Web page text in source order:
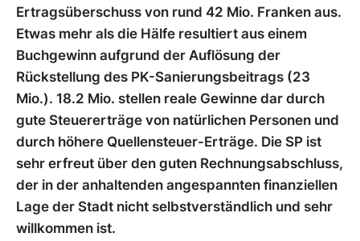
Ertragsüberschuss von rund 42 Mio. Franken aus.
Etwas mehr als die Hälfe resultiert aus einem
Buchgewinn aufgrund der Auflösung der
Rückstellung des PK-Sanierungsbeitrags (23
Mio.). 18.2 Mio. stellen reale Gewinne dar durch
gute Steuererträge von natürlichen Personen und
durch höhere Quellensteuer-Erträge. Die SP ist
sehr erfreut über den guten Rechnungsabschluss,
der in der anhaltenden angespannten finanziellen
Lage der Stadt nicht selbstverständlich und sehr
willkommen ist.